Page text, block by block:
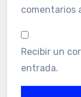
comentarios
Recibir un
entrada.